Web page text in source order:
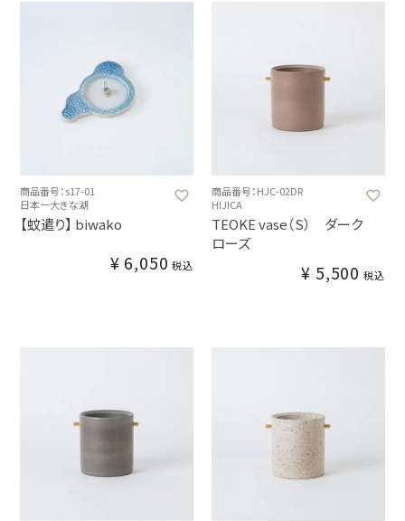
商品番号：s17-01
日本一大きな湖
【蚊遣り】 biwako
¥ 6,050 税込
商品番号：HJC-02DR
HIJICA
TEOKE vase（S） ダーク
ローズ
¥ 5,500 税込